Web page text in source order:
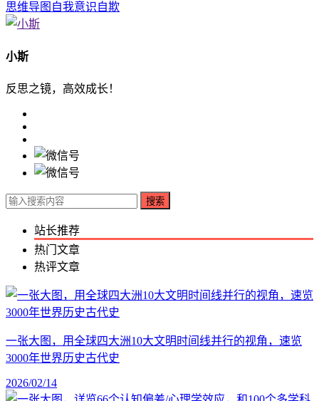
思维导图 自我意识自欺
小斯
反思之镜，高效成长！
搜索
站长推荐
热门文章
热评文章
一张大图，用全球四大洲10大文明时间线并行的视角，速览
3000年世界历史古代史
2026/02/14